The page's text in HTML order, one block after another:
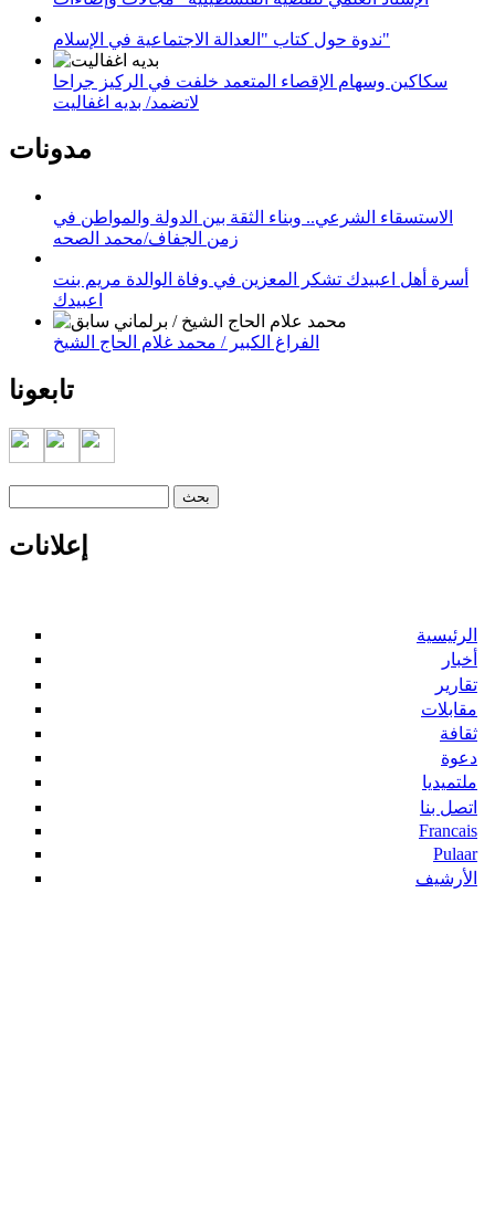
ندوة حول كتاب "العدالة الاجتماعية في الإسلام"
سكاكين وسهام الإقصاء المتعمد خلفت في الركيز جراحا
لاتضمد/ بديه اغفاليت
مدونات
الاستسقاء الشرعي.. وبناء الثقة بين الدولة والمواطن في
زمن الجفاف/محمد الصحه
أسرة أهل اعبيدك تشكر المعزين في وفاة الوالدة مريم بنت
اعبيدك
الفراغ الكبير / محمد غلام الحاج الشيخ
تابعونا
إعلانات
الرئيسية
أخبار
تقارير
مقابلات
ثقافة
دعوة
ملتميديا
اتصل بنا
Francais
Pulaar
الأرشيف